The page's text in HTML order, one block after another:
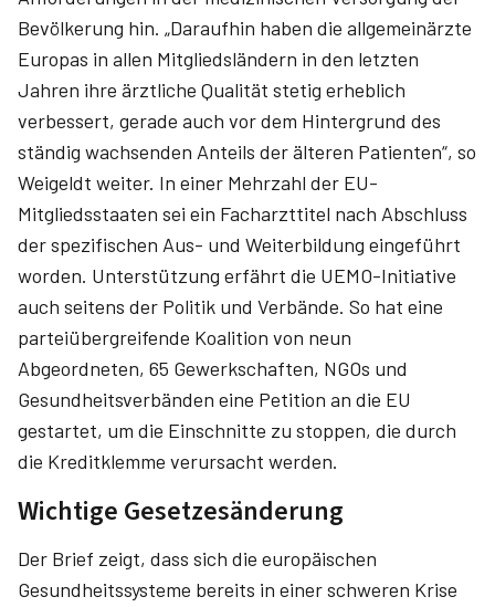
Bevölkerung hin. „Daraufhin haben die allgemeinärzte
Europas in allen Mitgliedsländern in den letzten
Jahren ihre ärztliche Qualität stetig erheblich
verbessert, gerade auch vor dem Hintergrund des
ständig wachsenden Anteils der älteren Patienten“, so
Weigeldt weiter. In einer Mehrzahl der EU-
Mitgliedsstaaten sei ein Facharzttitel nach Abschluss
der spezifischen Aus- und Weiterbildung eingeführt
worden. Unterstützung erfährt die UEMO-Initiative
auch seitens der Politik und Verbände. So hat eine
parteiübergreifende Koalition von neun
Abgeordneten, 65 Gewerkschaften, NGOs und
Gesundheitsverbänden eine Petition an die EU
gestartet, um die Einschnitte zu stoppen, die durch
die Kreditklemme verursacht werden.
Wichtige Gesetzesänderung
Der Brief zeigt, dass sich die europäischen
Gesundheitssysteme bereits in einer schweren Krise